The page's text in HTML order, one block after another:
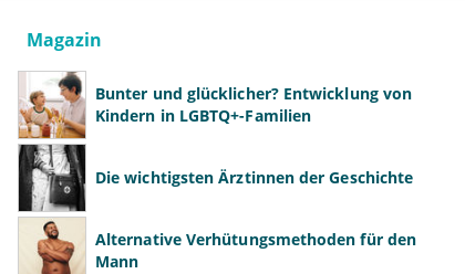
Magazin
Bunter und glücklicher? Entwicklung von
Kindern in LGBTQ+-Familien
Die wichtigsten Ärztinnen der Geschichte
Alternative Verhütungsmethoden für den
Mann